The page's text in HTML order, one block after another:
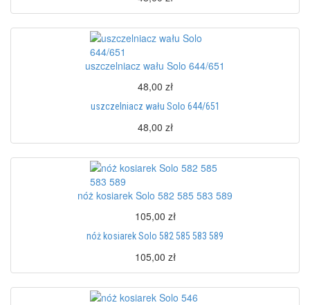
uszczelniacz wału Solo 644/651
48,00 zł
uszczelniacz wału Solo 644/651
48,00 zł
nóż kosiarek Solo 582 585 583 589
105,00 zł
nóż kosiarek Solo 582 585 583 589
105,00 zł